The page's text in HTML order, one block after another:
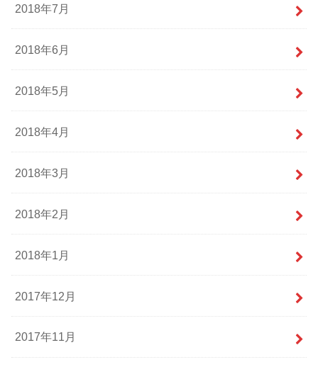
2018年7月
2018年6月
2018年5月
2018年4月
2018年3月
2018年2月
2018年1月
2017年12月
2017年11月